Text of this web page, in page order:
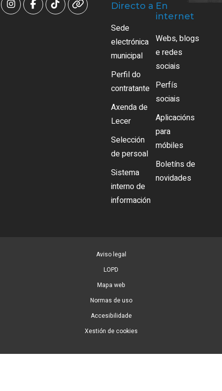
Directo a
Sede
electrónica
municipal
Perfil do
contratante
Axenda de
Lecer
Selección
de persoal
Sistema
interno de
información
En
internet
Webs, blogs
e redes
sociais
Perfís
sociais
Aplicacións
para
móbiles
Boletíns de
novidades
Aviso legal
LOPD
Mapa web
Normas de uso
Accesibilidade
Xestión de cookies